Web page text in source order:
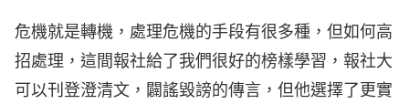
危機就是轉機，處理危機的手段有很多種，但如何高
招處理，這間報社給了我們很好的榜樣學習，報社大
可以刊登澄清文，闢謠毀謗的傳言，但他選擇了更實